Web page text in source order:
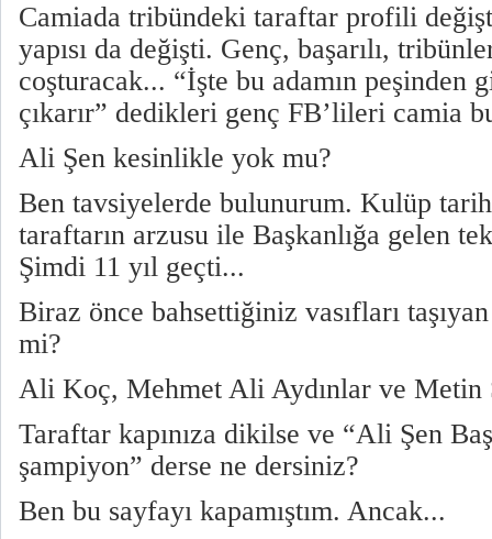
Camiada tribündeki taraftar profili
yapısı da değişti. Genç, başarılı,
coşturacak... “İşte bu adamın peşinden
çıkarır” dedikleri genç FB’lileri camia
Ali Şen kesinlikle yok mu?
Ben tavsiyelerde bulunurum. Kulüp
taraftarın arzusu ile Başkanlığa gelen
Şimdi 11 yıl geçti...
Biraz önce bahsettiğiniz vasıfları
mi?
Ali Koç, Mehmet Ali Aydınlar ve Metin
Taraftar kapınıza dikilse ve “Ali Şen
şampiyon” derse ne dersiniz?
Ben bu sayfayı kapamıştım. Ancak...